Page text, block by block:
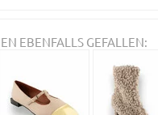
EBENFALLS GEFALLEN: